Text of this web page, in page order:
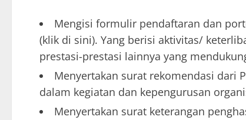
Mengisi formulir pendaftaran dan
(klik di sini). Yang berisi aktivitas/
prestasi-prestasi lainnya yang
Menyertakan surat rekomendasi dari
dalam kegiatan dan kepengurusan
Menyertakan surat keterangan